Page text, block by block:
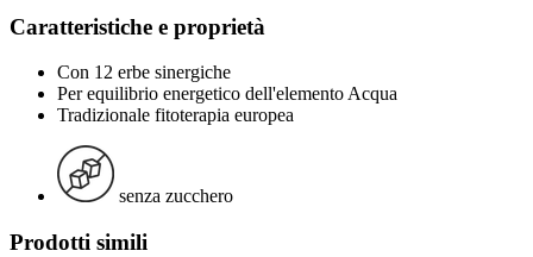
Caratteristiche e proprietà
Con 12 erbe sinergiche
Per equilibrio energetico dell'elemento Acqua
Tradizionale fitoterapia europea
senza zucchero
Prodotti simili